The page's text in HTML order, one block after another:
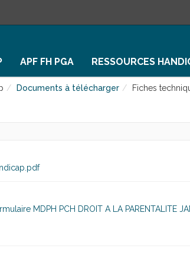
APF FH PGA RESSOURCES
Documents à télécharger Fiches
MDPH PCH DROIT A LA PARENTALITE